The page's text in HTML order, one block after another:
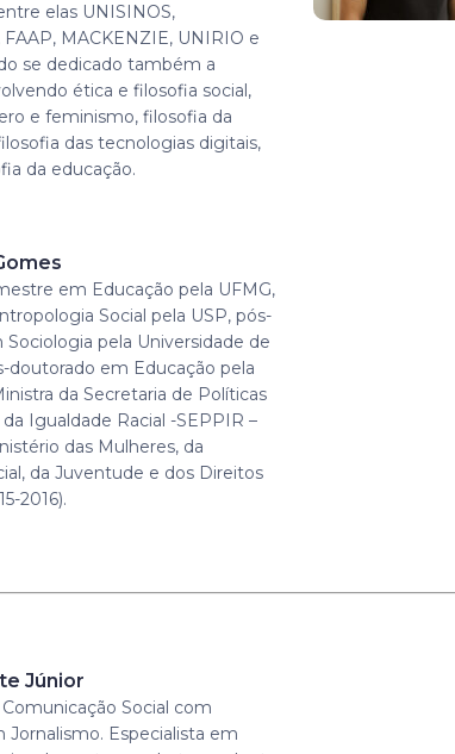
elas UNISINOS,
FAAP, MACKENZIE, UNIRIO e
se dedicado também a
ética e filosofia social,
e feminismo, filosofia da
das tecnologias digitais,
da educação.
em Educação pela UFMG,
Social pela USP, pós-
pela Universidade de
doutorado em Educação pela
da Secretaria de Políticas
Igualdade Racial -SEPPIR –
das Mulheres, da
da Juventude e dos Direitos
2016).
Júnior
Social com
Jornalismo. Especialista em